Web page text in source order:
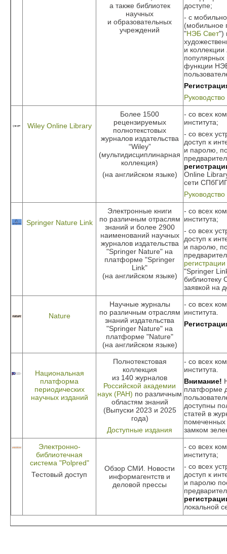
а также библиотек
научных
и образовательных
учреждений
доступе;
- с
(мобильное
"НЭБ Свет")
и
популярных
функции
Wiley Online Library
Более 1500
рецензируемых
полнотекстовых
журналов издательства
“Wiley”
(мультидисциплинарная
коллекция)
(на английском языке)
- со всех
института;
- со всех
доступ к
и паролю,
Online
сети
Springer Nature Link
Электронные книги
по различным отраслям
знаний и более 2900
наименований научных
журналов издательства
"Springer Nature" на
платформе "Springer
Link"
(на английском языке)
- со всех
института;
- со всех
доступ к
и паролю,
регистрации
"Springer
заявкой на
Nature
Научные журналы
по различным отраслям
знаний издательства
"Springer Nature" на
платформе "Nature"
(на английском языке)
- со всех
института.
Национальная
платформа
периодических
научных изданий
Полнотекстовая
коллекция
из 140 журналов
Российской академии
наук (РАН) по различным
областям знаний
(Выпуски 2023 и 2025
года)
Доступные издания
- со всех
института.
Внимание!
платформе
доступны
статей в
замком
Электронно-
библиотечная
система "Polpred"
Тестовый доступ
Обзор СМИ. Новости
информагентств и
деловой прессы
- со всех
института;
- со всех
доступ к
и паролю
локальной